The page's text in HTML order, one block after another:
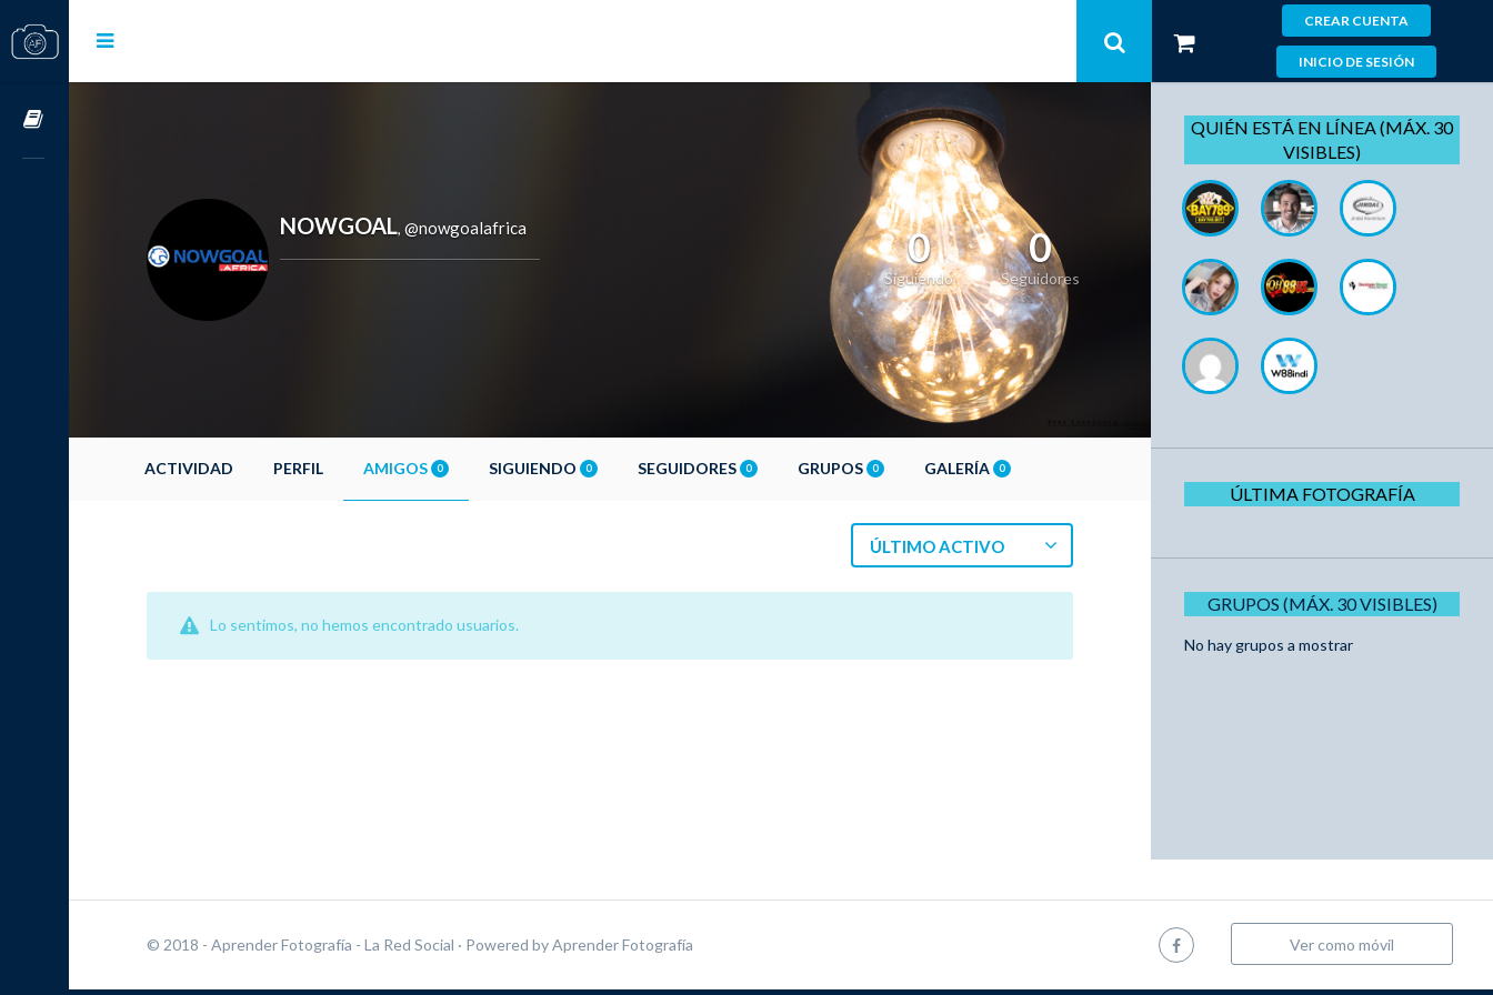
CREAR CUENTA
INICIO DE SESIÓN
NOWGOAL, @nowgoalafrica 0
Siguiendo
0
Seguidores
ACTIVIDAD PERFIL AMIGOS 0 SIGUIENDO 0 SEGUIDORES 0 GRUPOS 0 GALERÍA 0
ÚLTIMO ACTIVO
Lo sentimos, no hemos encontrado usuarios.
QUIÉN ESTÁ EN LÍNEA (MÁX. 30
VISIBLES)
ÚLTIMA FOTOGRAFÍA
GRUPOS (MÁX. 30 VISIBLES)
No hay grupos a mostrar
© 2018 - Aprender Fotografía - La Red Social · Powered byAprender Fotografía